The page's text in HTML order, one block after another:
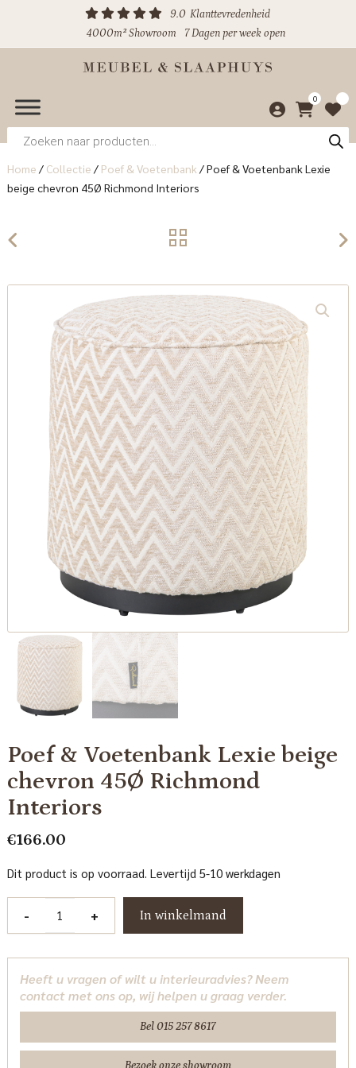
9.0 Klanttevredenheid
4000m² Showroom
7 Dagen per week open
0
Producten
zoeken
Home / Collectie / Poef & Voetenbank /Poef & Voetenbank Lexie
beige chevron 45Ø Richmond Interiors
Poef & Voetenbank Lexie beige
chevron 45Ø Richmond
Interiors
€166.00
Dit product is op voorraad. Levertijd 5-10 werkdagen
-
Lexie
beige
chevron
Richmond
+ In winkelmand
Heeft u vragen of wilt u interieuradvies? Neem
contact met ons op, wij helpen u graag verder.
Bel 015 257 8617
Bezoek onze showroom